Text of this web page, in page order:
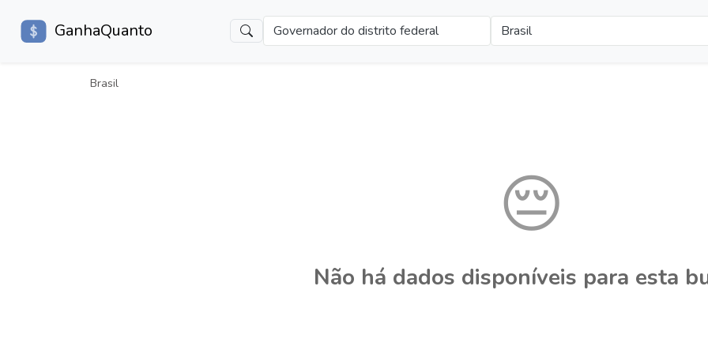
GanhaQuanto Governador do distrito federal Brasil
Brasil
😔
Não há dados disponíveis para esta